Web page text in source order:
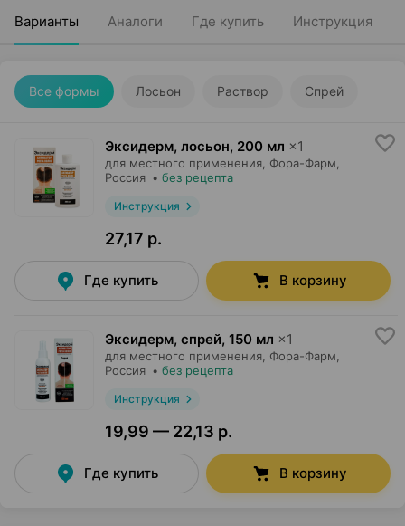
Варианты Аналоги Где купить Инструкция
Все формы Лосьон Раствор Спрей
Эксидерм, лосьон, 200 мл ×1
для местного применения, Фора-Фарм
Россия • без рецепта
Инструкция
27,17 р.
Где купить В корзину
Эксидерм, спрей, 150 мл ×1
для местного применения, Фора-Фарм
Россия • без рецепта
Инструкция
19,99 — 22,13 р.
Где купить В корзину